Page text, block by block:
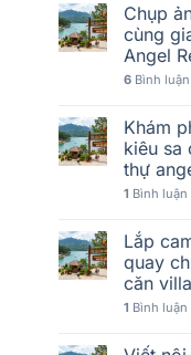
Chụp
cùng
Angel
6Bình luận
Khám
kiêu sa
thự
1 Bình luận
Lắp
quay
căn
1 Bình luận